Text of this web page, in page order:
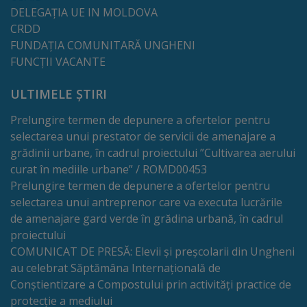
de
cerere
Arhitectură
și
urbanism
Transparență
decizională
Proiecte
de
decizii
Decizii
DELEGAȚIA UE IN MOLDOVA
CRDD
FUNDAȚIA COMUNITARĂ UNGHENI
FUNCȚII VACANTE
ULTIMELE ȘTIRI
Prelungire termen de depunere a ofertelor pentru
selectarea unui prestator de servicii de amenajare a
grădinii urbane, în cadrul proiectului ”Cultivarea aerului
curat în mediile urbane” / ROMD00453
Prelungire termen de depunere a ofertelor pentru
selectarea unui antreprenor care va executa lucrările
de amenajare gard verde în grădina urbană, în cadrul
proiectului
COMUNICAT DE PRESĂ: Elevii și preșcolarii din Ungheni
au celebrat Săptămâna Internațională de
Conștientizare a Compostului prin activități practice de
protecție a mediului